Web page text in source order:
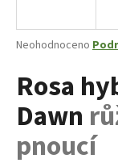
Průměrné
produktu
je
0,0
z
hvězdiček.
Neohodnoceno
Rosa
Dawn
pnoucí
j
t
?